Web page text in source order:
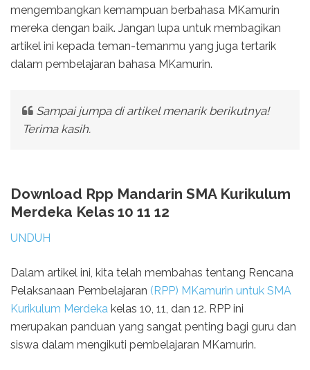
mengembangkan kemampuan berbahasa MKamurin
mereka dengan baik. Jangan lupa untuk membagikan
artikel ini kepada teman-temanmu yang juga tertarik
dalam pembelajaran bahasa MKamurin.
Sampai jumpa di artikel menarik berikutnya!
Terima kasih.
Download Rpp Mandarin SMA Kurikulum
Merdeka Kelas 10 11 12
UNDUH
Dalam artikel ini, kita telah membahas tentang Rencana
Pelaksanaan Pembelajaran (RPP) MKamurin untuk SMA
Kurikulum Merdeka kelas 10, 11, dan 12. RPP ini
merupakan panduan yang sangat penting bagi guru dan
siswa dalam mengikuti pembelajaran MKamurin.